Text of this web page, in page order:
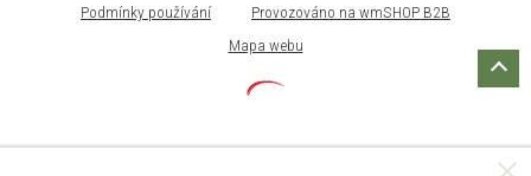
Podmínky používání
Provozováno na wmSHOP B2B
Mapa webu